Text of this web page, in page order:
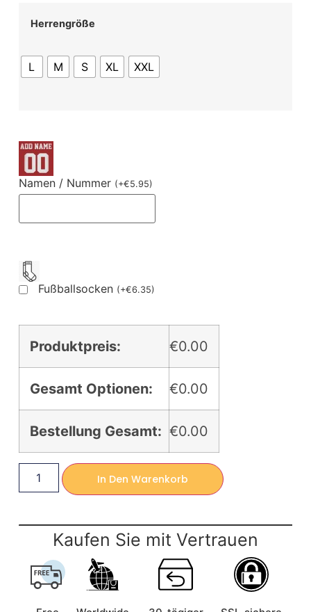
Herrengröße
L M S XL XXL
Namen / Nummer (+€5.95)
Fußballsocken (+€6.35)
Produktpreis: €0.00
Gesamt Optionen: €0.00
Bestellung Gesamt: €0.00
In Den Warenkorb
Kaufen Sie mit Vertrauen